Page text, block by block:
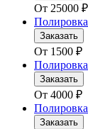
От 25000 ₽
Заказать
От 1500 ₽
Заказать
От 4000 ₽
Заказать